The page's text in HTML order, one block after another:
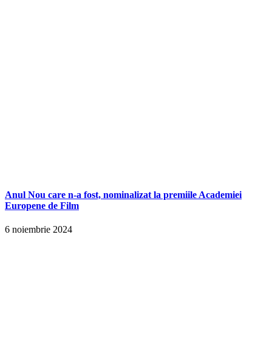
Anul Nou care n-a fost, nominalizat la premiile Academiei
Europene de Film
6 noiembrie 2024